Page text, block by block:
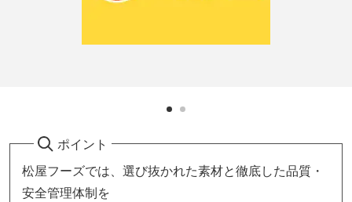
ポイント
松屋フーズでは、選び抜かれた素材と徹底した品質・
安全管理体制を